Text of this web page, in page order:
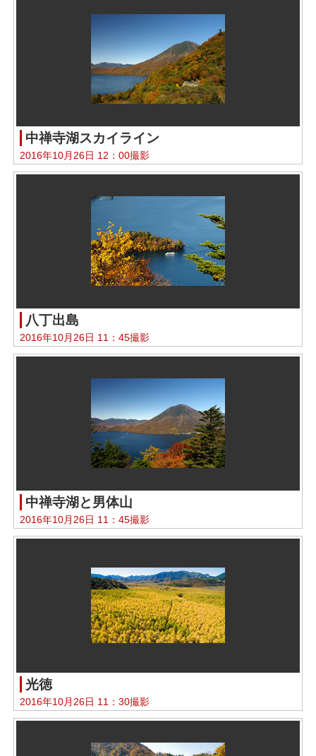
中禅寺湖スカイライン
2016年10月26日 12：00撮影
八丁出島
2016年10月26日 11：45撮影
中禅寺湖と男体山
2016年10月26日 11：45撮影
光徳
2016年10月26日 11：30撮影